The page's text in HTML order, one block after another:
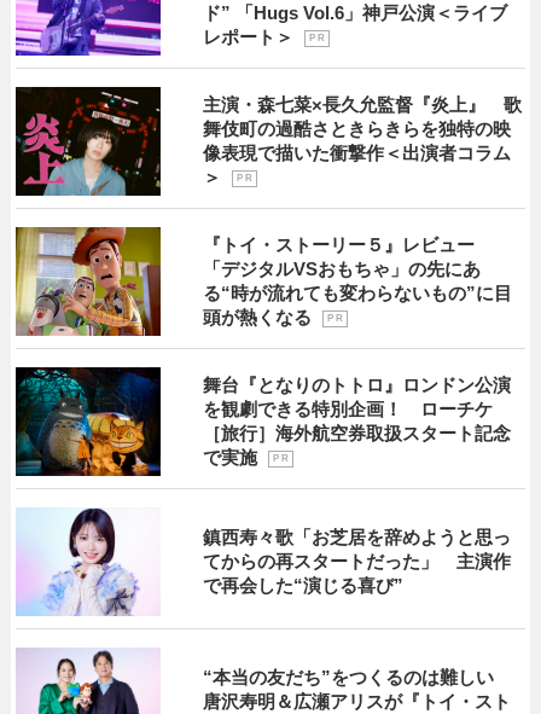
ド” 「Hugs Vol.6」神戸公演＜ライブ
レポート＞
P R
主演・森七菜×長久允監督『炎上』 歌
舞伎町の過酷さときらきらを独特の映
像表現で描いた衝撃作＜出演者コラム
＞
P R
『トイ・ストーリー５』レビュー
「デジタルVSおもちゃ」の先にあ
る“時が流れても変わらないもの”に目
頭が熱くなる
P R
舞台『となりのトトロ』ロンドン公演
を観劇できる特別企画！ ローチケ
［旅行］海外航空券取扱スタート記念
で実施
P R
鎮西寿々歌「お芝居を辞めようと思っ
てからの再スタートだった」 主演作
で再会した“演じる喜び”
“本当の友だち”をつくるのは難しい
唐沢寿明＆広瀬アリスが『トイ・スト